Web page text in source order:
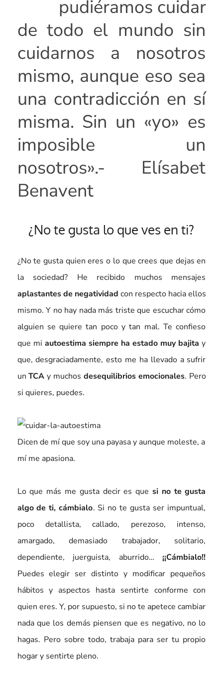
pudiéramos cuidar
de todo el mundo sin
cuidarnos a nosotros
mismo, aunque eso sea
una contradicción en sí
misma. Sin un «yo» es
imposible un
nosotros».- Elísabet
Benavent
¿No te gusta lo que ves en ti?
¿No te gusta quien eres o lo que crees que dejas en
la sociedad? He recibido muchos mensajes
aplastantes de negatividad con respecto hacia ellos
mismo. Y no hay nada más triste que escuchar cómo
alguien se quiere tan poco y tan mal. Te confieso
que mi autoestima siempre ha estado muy bajita y
que, desgraciadamente, esto me ha llevado a sufrir
unTCA y muchos desequilibrios emocionales. Pero
si quieres, puedes.
Dicen de mí que soy una payasa y aunque moleste, a
mí me apasiona.
Lo que más me gusta decir es quesi no te gusta
algo de ti, cámbialo. Si no te gusta ser impuntual,
poco detallista, callado, perezoso, intenso,
amargado, demasiado trabajador, solitario,
dependiente, juerguista, aburrido…¡¡Cámbialo!!
Puedes elegir ser distinto y modificar pequeños
hábitos y aspectos hasta sentirte conforme con
quien eres. Y, por supuesto, si no te apetece cambiar
nada que los demás piensen que es negativo, no lo
hagas. Pero sobre todo, trabaja para ser tu propio
hogar y sentirte pleno.